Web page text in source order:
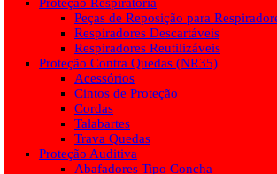
Peças de Reposição para
Respiradores Descartáveis
Respiradores Reutilizáveis
Proteção Contra Quedas (NR35)
Acessórios
Cintos de Proteção
Cordas
Talabartes
Trava Quedas
Proteção Auditiva
Abafadores Tipo Concha